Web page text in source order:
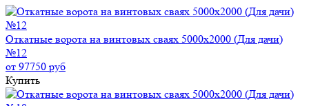
Откатные ворота на винтовых сваях 5000x2000 (Для дачи)
№12
от 97750 руб
Купить